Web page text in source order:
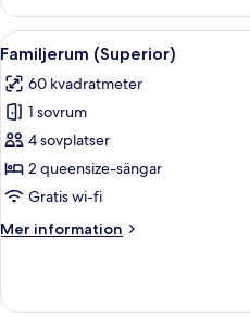
(Suite)
Öppna
alla
foton
för
Familjerum
(Superior)
4
Familjerum (Superior)
60 kvadratmeter
1 sovrum
4 sovplatser
2 queensize-sängar
Gratis wi-fi
Mer information
Mer
(Superior)